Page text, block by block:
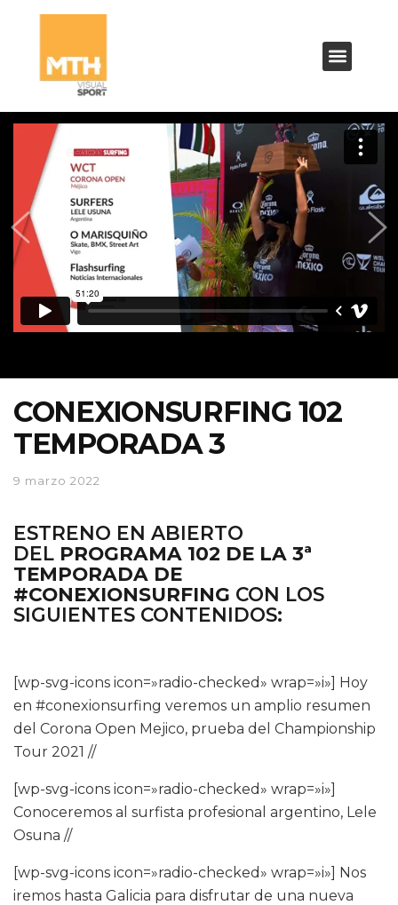
CONEXIONSURFING 102
TEMPORADA 3
9 marzo 2022
ESTRENO EN ABIERTO
DEL PROGRAMA 102 DE LA 3ª
TEMPORADA DE
#CONEXIONSURFING CON LOS
SIGUIENTES CONTENIDOS:
[wp-svg-icons icon=»radio-checked» wrap=»i»] Hoy
en #conexionsurfing veremos un amplio resumen
del Corona Open Mejico, prueba del Championship
Tour 2021 //
[wp-svg-icons icon=»radio-checked» wrap=»i»]
Conoceremos al surfista profesional argentino, Lele
Osuna //
[wp-svg-icons icon=»radio-checked» wrap=»i»] Nos
iremos hasta Galicia para disfrutar de una nueva